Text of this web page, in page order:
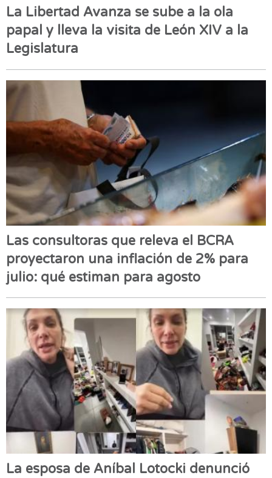
La Libertad Avanza se sube a la ola
papal y lleva la visita de León XIV a la
Legislatura
Las consultoras que releva el BCRA
proyectaron una inflación de 2% para
julio: qué estiman para agosto
La esposa de Aníbal Lotocki denunció